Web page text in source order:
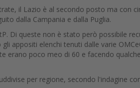
il Lazio è al secondo posto ma con
dalla Campania e dalla Puglia.
Di queste non è stato però possibile
appositi elenchi tenuti dalle varie
erano poco meo di 60 e facendo
per regione, secondo l'indagine